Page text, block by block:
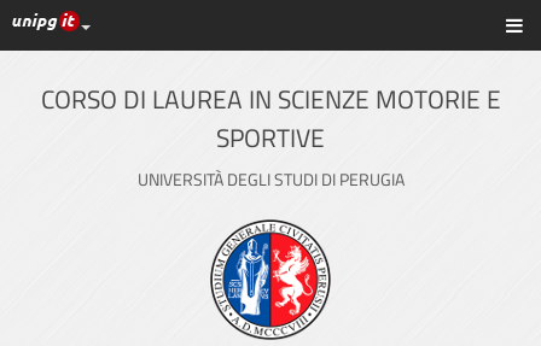
Vai
al
contenuto
principale
Link ai principali servizi web di Ateneo
CORSO DI LAUREA IN SCIENZE MOTORIE E
SPORTIVE
UNIVERSITÀ DEGLI STUDI DI PERUGIA